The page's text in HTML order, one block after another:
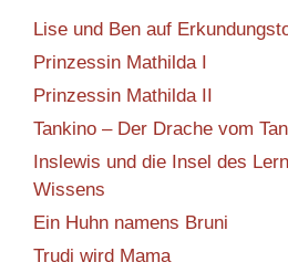
Lise und Ben auf
Prinzessin Mathilda I
Prinzessin Mathilda II
Tankino – Der Drache vom
Inslewis und die Insel des
Wissens
Ein Huhn namens Bruni
Trudi wird Mama